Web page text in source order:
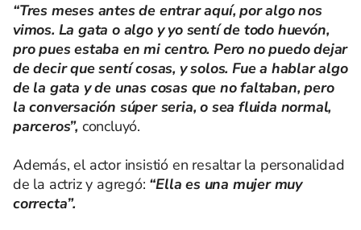
“Tres meses antes de entrar aquí, por algo nos
vimos. La gata o algo y yo sentí de todo huevón,
pro pues estaba en mi centro. Pero no puedo dejar
de decir que sentí cosas, y solos. Fue a hablar algo
de la gata y de unas cosas que no faltaban, pero
la conversación súper seria, o sea fluida normal,
parceros”, concluyó.
Además, el actor insistió en resaltar la personalidad
de la actriz y agregó: “Ella es una mujer muy
correcta”.